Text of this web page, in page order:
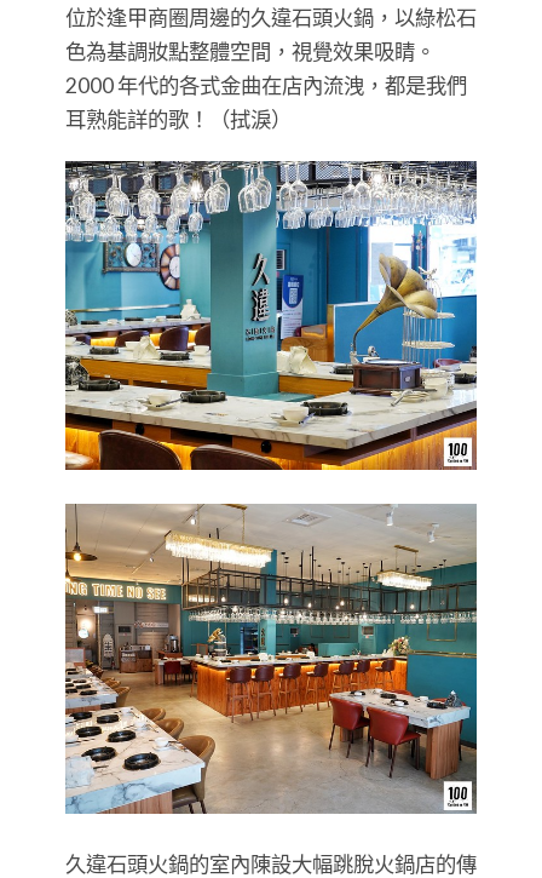
位於逢甲商圈周邊的久違石頭火鍋，以綠松石
色為基調妝點整體空間，視覺效果吸睛。
2000 年代的各式金曲在店內流洩，都是我們
耳熟能詳的歌！（拭淚）
久違石頭火鍋的室內陳設大幅跳脫火鍋店的傳